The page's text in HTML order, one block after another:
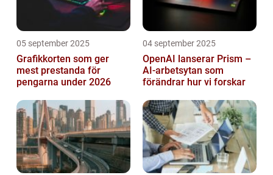
05 september 2025
Grafikkorten som ger
mest prestanda för
pengarna under 2026
04 september 2025
OpenAI lanserar Prism –
AI-arbetsytan som
förändrar hur vi forskar